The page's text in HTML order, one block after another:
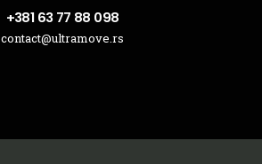
+381 63 77 88 098
contact@ultramove.rs